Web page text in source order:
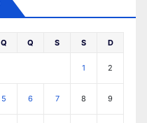
Q Q S S D
1 2
5 6 7 8 9